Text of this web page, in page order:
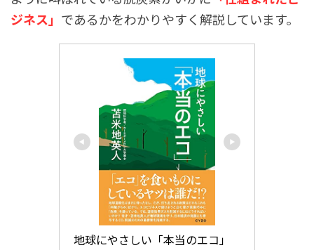
ジネス」 であるかをわかりやすく解説しています。
地球にやさしい「本当のエコ」